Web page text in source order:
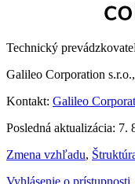
Technický
Galileo Corporation
Kontakt: Galileo
Posledná aktualizácia: 7.
Zmena vzhľadu,